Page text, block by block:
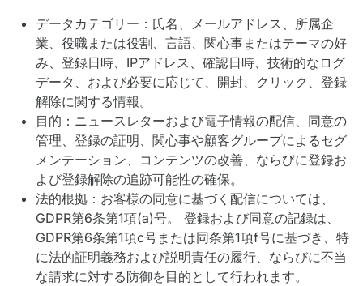
データカテゴリー：氏名、メールアドレス、所属企
業、役職または役割、言語、関心事またはテーマの好
み、登録日時、IPアドレス、確認日時、技術的なログ
データ、および必要に応じて、開封、クリック、登録
解除に関する情報。
目的：ニュースレターおよび電子情報の配信、同意の
管理、登録の証明、関心事や顧客グループによるセグ
メンテーション、コンテンツの改善、ならびに登録お
よび登録解除の追跡可能性の確保。
法的根拠：お客様の同意に基づく配信については、
GDPR第6条第1項(a)号。 登録および同意の記録は、
GDPR第6条第1項c号または同条第1項f号に基づき、特
に法的証明義務および説明責任の履行、ならびに不当
な請求に対する防御を目的として行われます。